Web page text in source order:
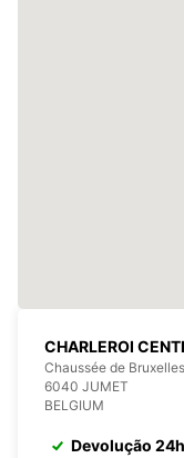
CHARLEROI
Chaussée de
6040 JUMET
BELGIUM
Devolução 24h